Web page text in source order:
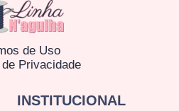
de Uso
Privacidade
INSTITUCIONAL